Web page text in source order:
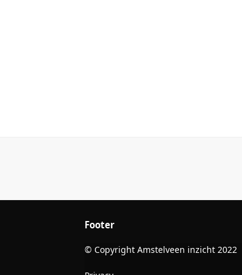
Footer
© Copyright Amstelveen inzicht 2022